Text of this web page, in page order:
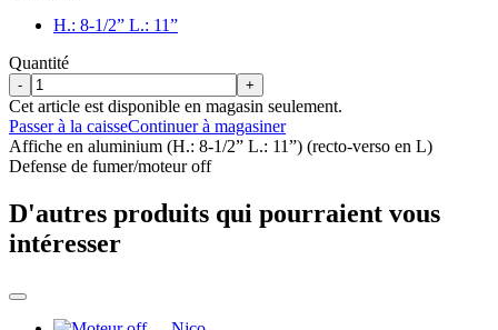
H.: 8-1/2” L.: 11”
Quantité
- +
Cet article est disponible en magasin seulement.
Passer à la caisseContinuer à magasiner
Affiche en aluminium (H.: 8-1/2” L.: 11”) (recto-verso en L)
Defense de fumer/moteur off
D'autres produits qui pourraient vous
intéresser